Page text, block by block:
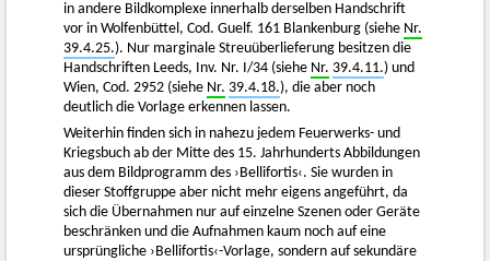
in andere Bildkomplexe innerhalb derselben Handschrift
vor in Wolfenbüttel, Cod. Guelf. 161 Blankenburg (siehe Nr.
39.4.25.). Nur marginale Streuüberlieferung besitzen die
Handschriften Leeds, Inv. Nr. I/34 (siehe Nr. 39.4.11.) und
Wien, Cod. 2952 (siehe Nr. 39.4.18.), die aber noch
deutlich die Vorlage erkennen lassen.
Weiterhin finden sich in nahezu jedem Feuerwerks- und
Kriegsbuch ab der Mitte des 15. Jahrhunderts Abbildungen
aus dem Bildprogramm des ›Bellifortis‹. Sie wurden in
dieser Stoffgruppe aber nicht mehr eigens angeführt, da
sich die Übernahmen nur auf einzelne Szenen oder Geräte
beschränken und die Aufnahmen kaum noch auf eine
ursprüngliche ›Bellifortis‹-Vorlage, sondern auf sekundäre